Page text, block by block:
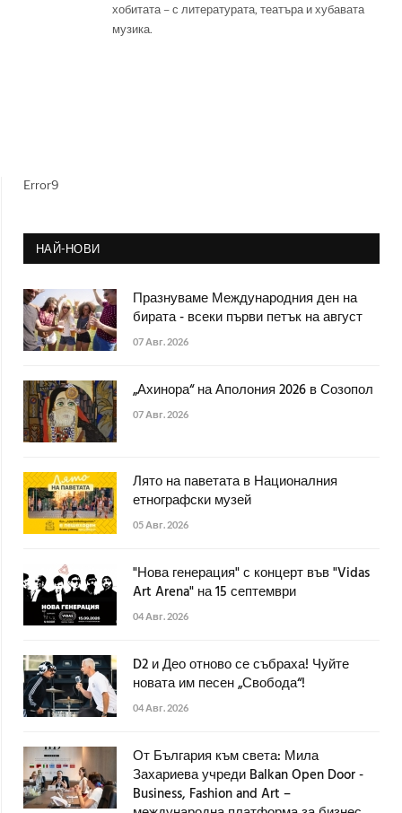
хобитата – с литературата, театъра и хубавата
музика.
Error9
НАЙ-НОВИ
Празнуваме Международния ден на
бирата - всеки първи петък на август
07 Авг. 2026
„Ахинора“ на Аполония 2026 в Созопол
07 Авг. 2026
Лято на паветата в Националния
етнографски музей
05 Авг. 2026
"Нова генерация" с концерт във "Vidas
Art Arena" на 15 септември
04 Авг. 2026
D2 и Део отново се събраха! Чуйте
новата им песен „Свобода“!
04 Авг. 2026
От България към света: Мила
Захариева учреди Balkan Open Door -
Business, Fashion and Art –